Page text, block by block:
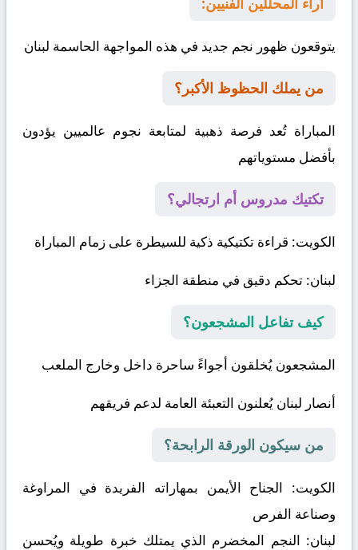
يتوقعون ظهور نجم جديد في هذه المواجهة الحاسمة لبنان
من يملك الحظوظ الأكبر؟
المباراة تُعد فرصة ذهبية لمتابعة نجوم عالميين يؤدون
بأفضل مستوياتهم
تكتيك مدروس أم ارتجالي؟
الكويت: قراءة تكتيكية ذكية للسيطرة على زمام المباراة
لبنان: تحكم دقيق في منطقة الجزاء
كيف تفاعل المشجعون؟
المشجعون يُخلقون أجواءً ساحرة داخل وخارج الملعب
أنصار لبنان يُعلنون التعبئة العامة لدعم فريقهم
من سيكون الورقة الرابحة؟
الكويت: الجناح الأيمن بمهاراته الفريدة في المراوغة
وصناعة الفرص
لبنان: النجم المخضرم الذي يمتلك خبرة طويلة ويُحسن